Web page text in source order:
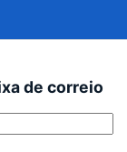
de correio